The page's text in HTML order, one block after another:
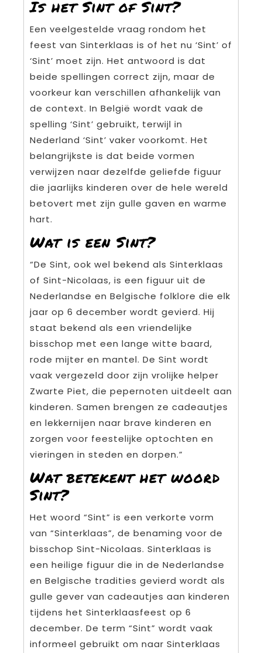
Is het Sint of Sint?
Een veelgestelde vraag rondom het
feest van Sinterklaas is of het nu ‘Sint’ of
‘Sint’ moet zijn. Het antwoord is dat
beide spellingen correct zijn, maar de
voorkeur kan verschillen afhankelijk van
de context. In België wordt vaak de
spelling ‘Sint’ gebruikt, terwijl in
Nederland ‘Sint’ vaker voorkomt. Het
belangrijkste is dat beide vormen
verwijzen naar dezelfde geliefde figuur
die jaarlijks kinderen over de hele wereld
betovert met zijn gulle gaven en warme
hart.
Wat is een Sint?
“De Sint, ook wel bekend als Sinterklaas
of Sint-Nicolaas, is een figuur uit de
Nederlandse en Belgische folklore die elk
jaar op 6 december wordt gevierd. Hij
staat bekend als een vriendelijke
bisschop met een lange witte baard,
rode mijter en mantel. De Sint wordt
vaak vergezeld door zijn vrolijke helper
Zwarte Piet, die pepernoten uitdeelt aan
kinderen. Samen brengen ze cadeautjes
en lekkernijen naar brave kinderen en
zorgen voor feestelijke optochten en
vieringen in steden en dorpen.”
Wat betekent het woord
Sint?
Het woord “Sint” is een verkorte vorm
van “Sinterklaas”, de benaming voor de
bisschop Sint-Nicolaas. Sinterklaas is
een heilige figuur die in de Nederlandse
en Belgische tradities gevierd wordt als
gulle gever van cadeautjes aan kinderen
tijdens het Sinterklaasfeest op 6
december. De term “Sint” wordt vaak
informeel gebruikt om naar Sinterklaas